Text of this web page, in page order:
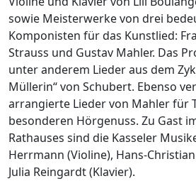
sowie Meisterwerke von drei
Komponisten für das Kunstlied:
Strauss und Gustav Mahler. Das
unter anderem Lieder aus dem
Müllerin“ von Schubert. Ebenso
arrangierte Lieder von Mahler für
besonderen Hörgenuss. Zu Gast
Rathauses sind die Kasseler
Herrmann (Violine), Hans-
Julia Reingardt (Klavier).